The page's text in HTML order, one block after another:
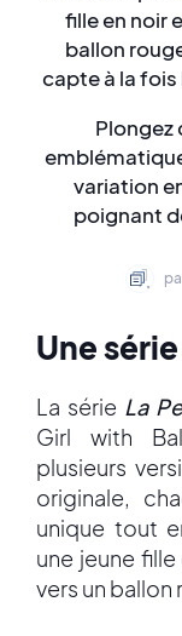
fille en noir
ballon
capte à la
Plongez
variation
poignant
Une
La série La
Girl with
plusieurs
originale,
unique tout
une jeune
vers un